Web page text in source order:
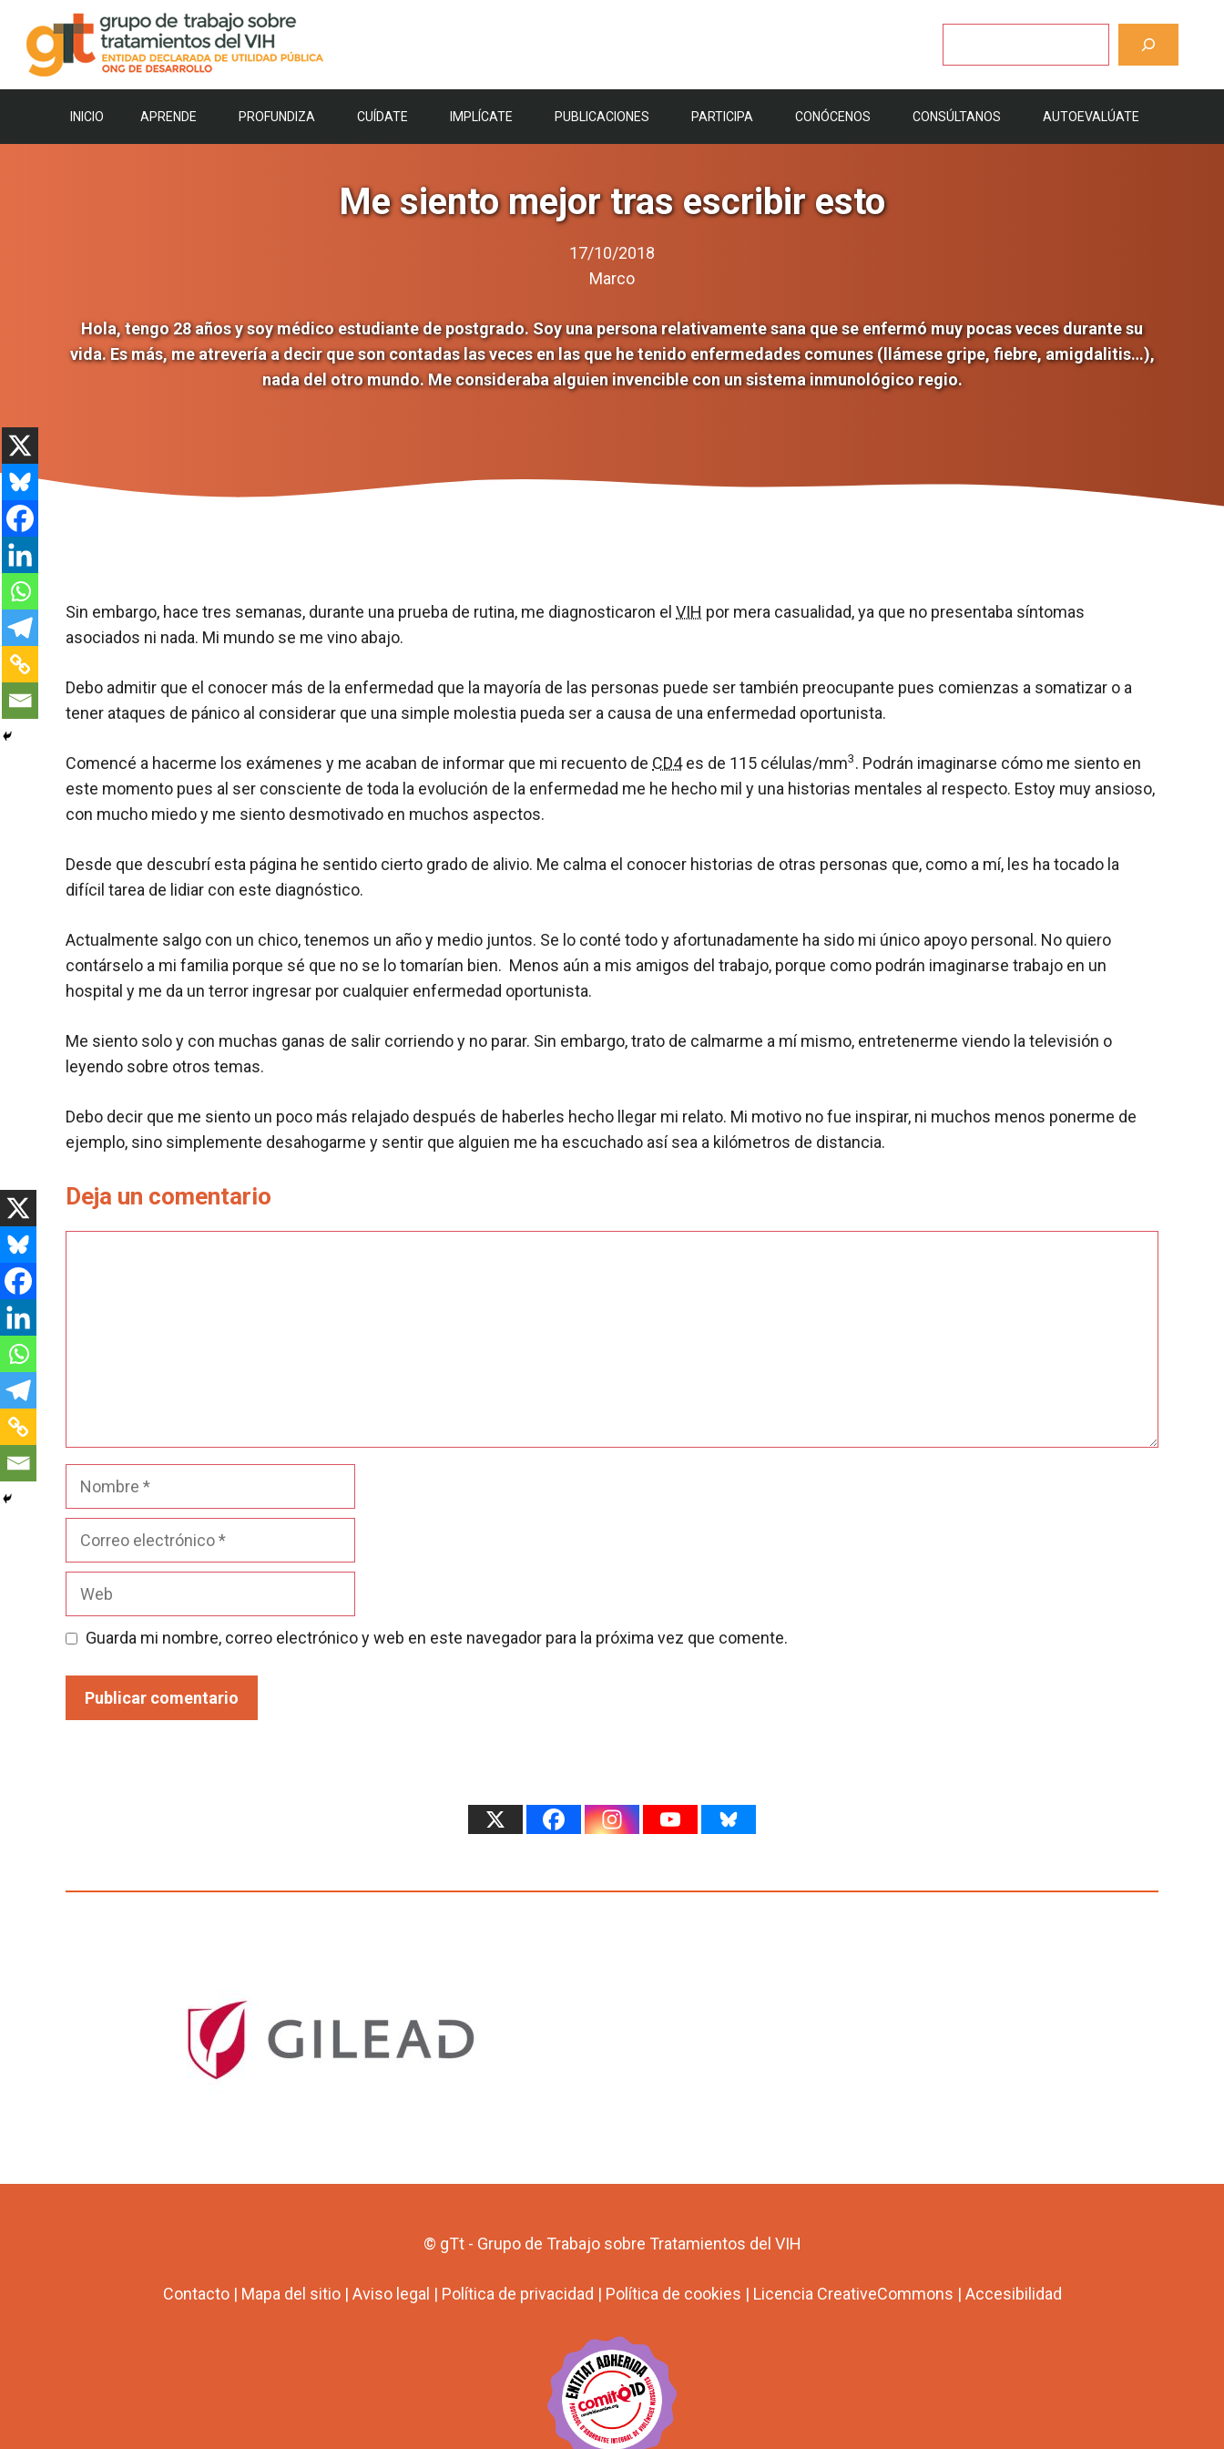
contenido
INICIO APRENDE PROFUNDIZA CUÍDATE IMPLÍCATE PUBLICACIONES PARTICIPA CONÓCENOS CONSÚLTANOS AUTOEVALÚATE
Me siento mejor tras escribir esto
17/10/2018
Marco
Hola, tengo 28 años y soy médico estudiante de postgrado. Soy una persona relativamente sana que se enfermó muy pocas veces durante su
vida. Es más, me atrevería a decir que son contadas las veces en las que he tenido enfermedades comunes (llámese gripe, fiebre, amigdalitis…),
nada del otro mundo. Me consideraba alguien invencible con un sistema inmunológico regio.
Sin embargo, hace tres semanas, durante una prueba de rutina, me diagnosticaron el VIH por mera casualidad, ya que no presentaba síntomas
asociados ni nada. Mi mundo se me vino abajo.
Debo admitir que el conocer más de la enfermedad que la mayoría de las personas puede ser también preocupante pues comienzas a somatizar o a
tener ataques de pánico al considerar que una simple molestia pueda ser a causa de una enfermedad oportunista.
Comencé a hacerme los exámenes y me acaban de informar que mi recuento de CD4es de 115 células/mm3. Podrán imaginarse cómo me siento en
este momento pues al ser consciente de toda la evolución de la enfermedad me he hecho mil y una historias mentales al respecto. Estoy muy ansioso,
con mucho miedo y me siento desmotivado en muchos aspectos.
Desde que descubrí esta página he sentido cierto grado de alivio. Me calma el conocer historias de otras personas que, como a mí, les ha tocado la
difícil tarea de lidiar con este diagnóstico.
Actualmente salgo con un chico, tenemos un año y medio juntos. Se lo conté todo y afortunadamente ha sido mi único apoyo personal. No quiero
contárselo a mi familia porque sé que no se lo tomarían bien. Menos aún a mis amigos del trabajo, porque como podrán imaginarse trabajo en un
hospital y me da un terror ingresar por cualquier enfermedad oportunista.
Me siento solo y con muchas ganas de salir corriendo y no parar. Sin embargo, trato de calmarme a mí mismo, entretenerme viendo la televisión o
leyendo sobre otros temas.
Debo decir que me siento un poco más relajado después de haberles hecho llegar mi relato. Mi motivo no fue inspirar, ni muchos menos ponerme de
ejemplo, sino simplemente desahogarme y sentir que alguien me ha escuchado así sea a kilómetros de distancia.
Deja un comentario
Nombre
Guarda mi nombre, correo electrónico y web en este navegador para la próxima vez que comente.
© gTt - Grupo de Trabajo sobre Tratamientos del VIH
Contacto| Mapa del sitio| Aviso legal | Política de privacidad | Política de cookies | Licencia CreativeCommons | Accesibilidad